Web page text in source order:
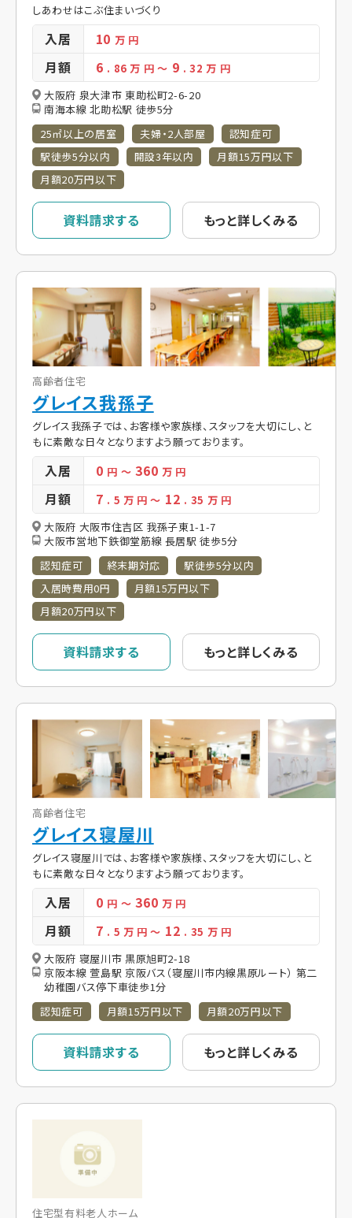
しあわせはこぶ住まいづくり
入居 10万 円
月額 6 . 86万 円～ 9 . 32万 円
大阪府 泉大津市 東助松町2-6-20
南海本線 北助松駅 徒歩5分
25㎡以上の居室
夫婦・2人部屋
認知症可
駅徒歩5分以内
開設3年以内
月額15万円以下
月額20万円以下
資料請求する もっと詳しくみる
高齢者住宅
グレイス我孫子
グレイス我孫子では、お客様や家族様、スタッフを大切にし、と
もに素敵な日々となりますよう願っております。
入居 0 円 ～ 360万 円
月額 7 . 5 万 円～ 12 . 35 万 円
大阪府 大阪市住吉区 我孫子東1-1-7
大阪市営地下鉄御堂筋線 長居駅 徒歩5分
認知症可
終末期対応
駅徒歩5分以内
入居時費用0円
月額15万円以下
月額20万円以下
資料請求する もっと詳しくみる
高齢者住宅
グレイス寝屋川
グレイス寝屋川では、お客様や家族様、スタッフを大切にし、と
もに素敵な日々となりますよう願っております。
入居 0 円 ～ 360万 円
月額 7 . 5 万 円～ 12 . 35 万 円
大阪府 寝屋川市 黒原旭町2-18
京阪本線 萱島駅 京阪バス（寝屋川市内線黒原ルート） 第二
幼稚園バス停下車徒歩1分
認知症可
月額15万円以下 月額20万円以下
資料請求する もっと詳しくみる
住宅型有料老人ホーム